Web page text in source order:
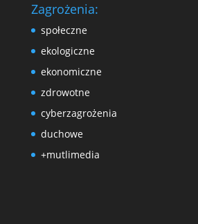
Zagrożenia:
społeczne
ekologiczne
ekonomiczne
zdrowotne
cyberzagrożenia
duchowe
+mutlimedia